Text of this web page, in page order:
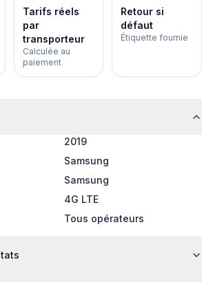
Tarifs réels
par
transporteur
Calculée au
paiement
Retour si
défaut
Étiquette fournie
2019
Samsung
Samsung
4G LTE
Tous opérateurs